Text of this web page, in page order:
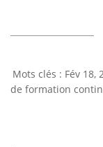
Fév 18,
de formation